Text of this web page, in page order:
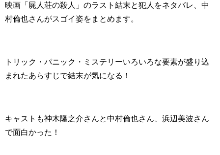
映画「屍人荘の殺人」のラスト結末と犯人をネタバレ、中
村倫也さんがスゴイ姿をまとめます。
トリック・パニック・ミステリーいろいろな要素が盛り込
まれたあらすじで結末が気になる！
キャストも神木隆之介さんと中村倫也さん、浜辺美波さん
で面白かった！